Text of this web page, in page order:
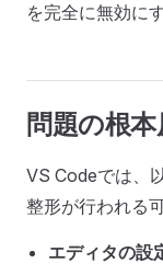
を完全に無効に
問題の根本
VS Codeでは、
整形が行われる
エディタの設